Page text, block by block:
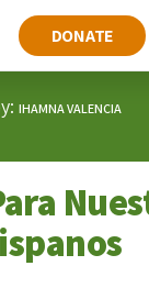
DONATE
IHAMNA VALENCIA